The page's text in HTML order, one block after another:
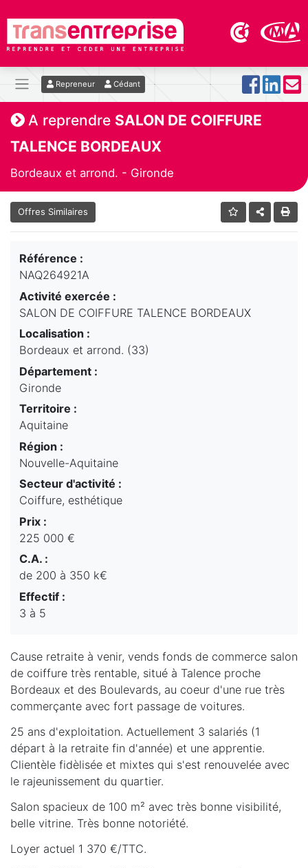
Repreneur Cédant
A reprendre SALON DE COIFFURE
TALENCE BORDEAUX
Bordeaux et arrond. - Gironde
Offres Similaires
Référence :
NAQ264921A
Activité exercée :
SALON DE COIFFURE TALENCE BORDEAUX
Localisation :
Bordeaux et arrond. (33)
Département :
Gironde
Territoire :
Aquitaine
Région :
Nouvelle-Aquitaine
Secteur d'activité :
Coiffure, esthétique
Prix :
225 000 €
C.A. :
de 200 à 350 k€
Effectif :
3 à 5
Cause retraite à venir, vends fonds de commerce salon
de coiffure très rentable, situé à Talence proche
Bordeaux et des Boulevards, au coeur d'une rue très
commerçante avec fort passage de voitures.
25 ans d'exploitation. Actuellement 3 salariés (1
départ à la retraite fin d'année) et une apprentie.
Clientèle fidèlisée et mixtes qui s'est renouvelée avec
le rajeunissement du quartier.
Salon spacieux de 100 m² avec très bonne visibilité,
belle vitrine. Très bonne notoriété.
Loyer actuel 1 370 €/TTC.